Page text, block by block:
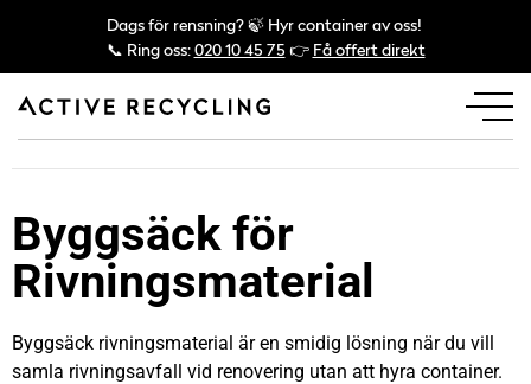
Dags för rensning? 🍃 Hyr container av oss!
📞 Ring oss:020 10 45 75 👉 Få offert direkt
Byggsäck för
Rivningsmaterial
Byggsäck rivningsmaterial är en smidig lösning när du vill
samla rivningsavfall vid renovering utan att hyra container.